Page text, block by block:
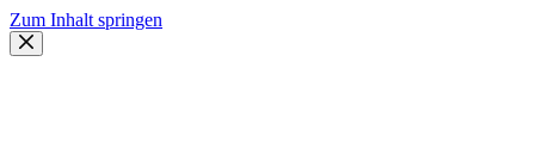
Zum Inhalt springen